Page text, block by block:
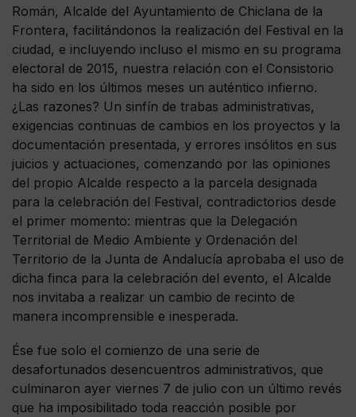
Román, Alcalde del Ayuntamiento de Chiclana de la
Frontera, facilitándonos la realización del Festival en la
ciudad, e incluyendo incluso el mismo en su programa
electoral de 2015, nuestra relación con el Consistorio
ha sido en los últimos meses un auténtico infierno.
¿Las razones? Un sinfín de trabas administrativas,
exigencias continuas de cambios en los proyectos y la
documentación presentada, y errores insólitos en sus
juicios y actuaciones, comenzando por las opiniones
del propio Alcalde respecto a la parcela designada
para la celebración del Festival, contradictorios desde
el primer momento: mientras que la Delegación
Territorial de Medio Ambiente y Ordenación del
Territorio de la Junta de Andalucía aprobaba el uso de
dicha finca para la celebración del evento, el Alcalde
nos invitaba a realizar un cambio de recinto de
manera incomprensible e inesperada.
Ése fue solo el comienzo de una serie de
desafortunados desencuentros administrativos, que
culminaron ayer viernes 7 de julio con un último revés
que ha imposibilitado toda reacción posible por